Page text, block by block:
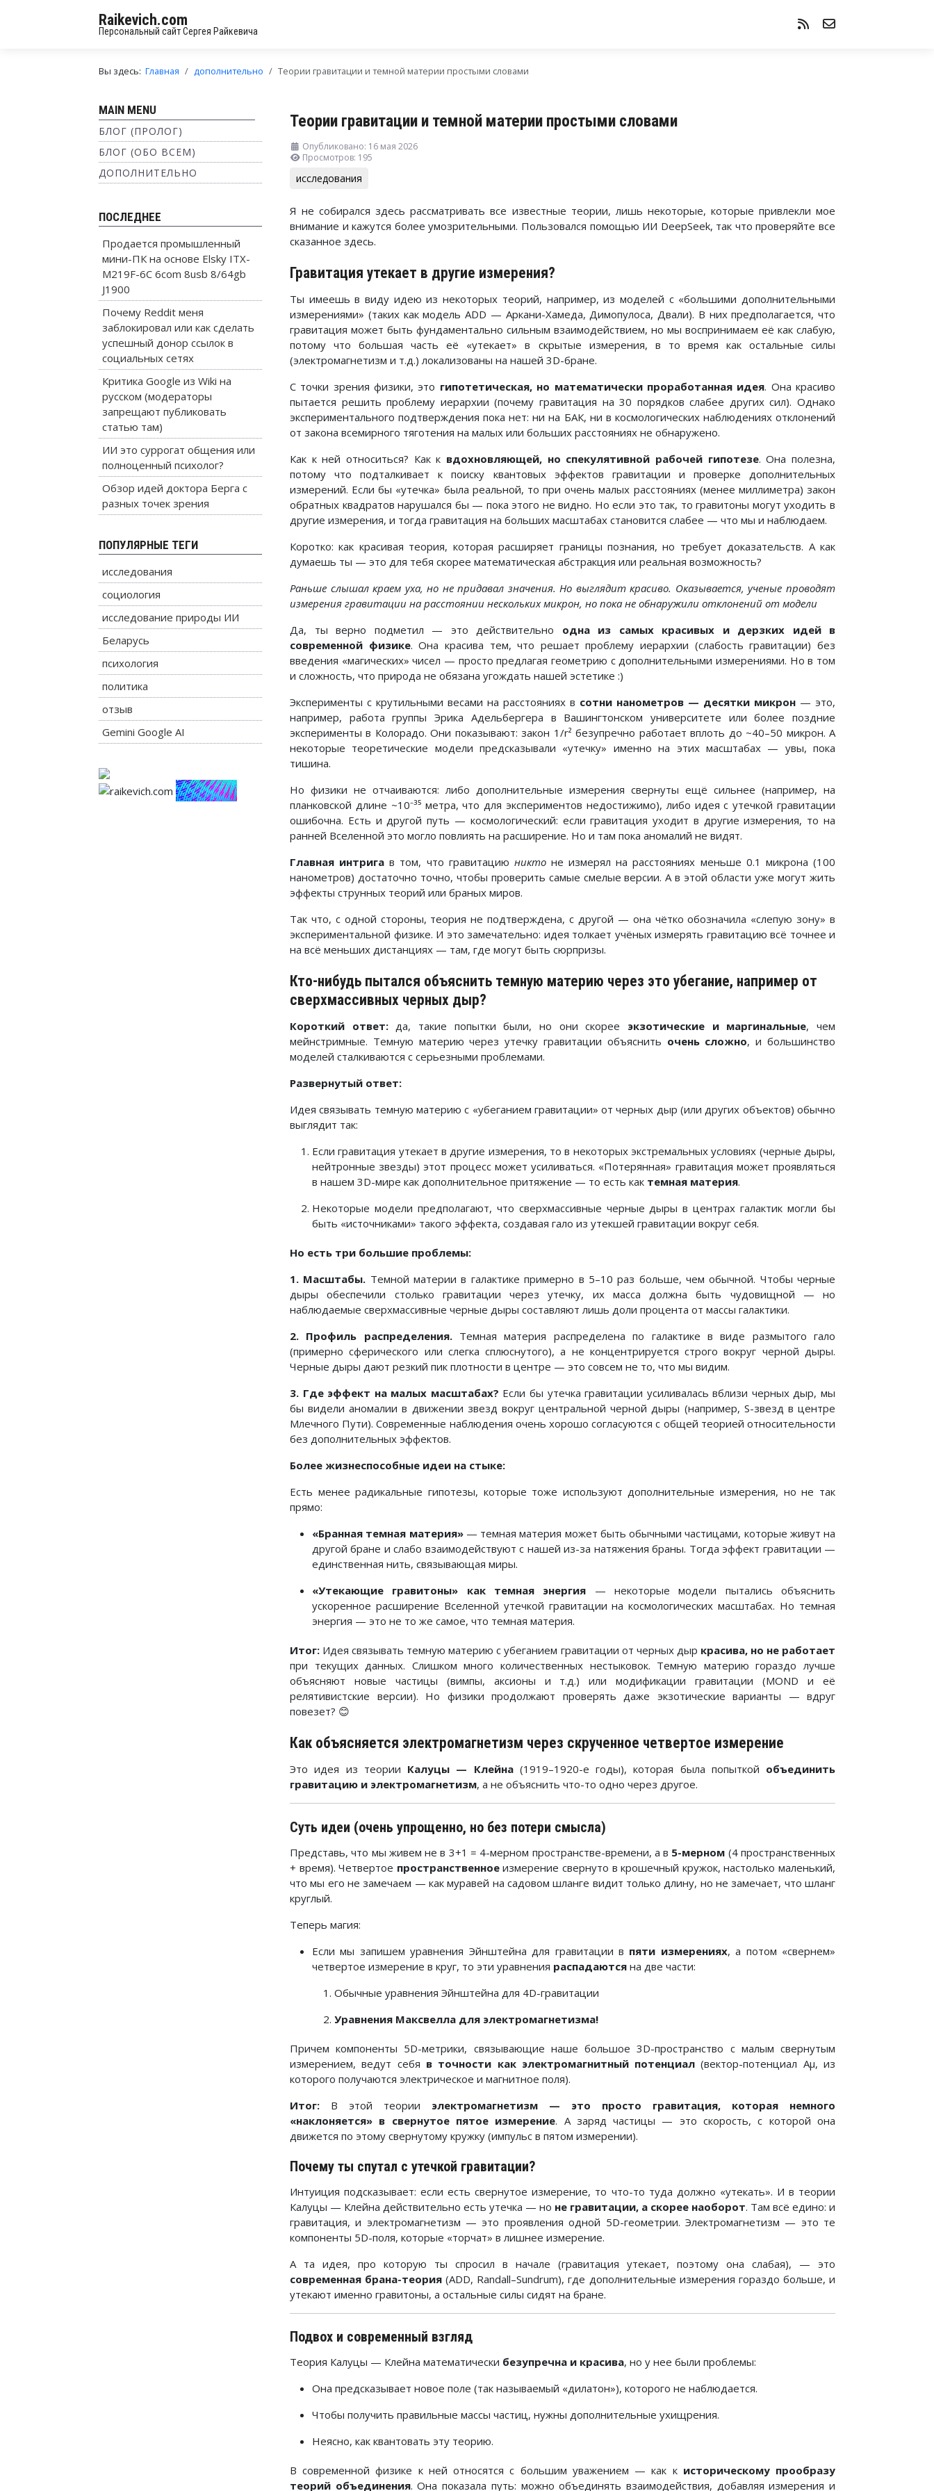
Raikevich.com
Персональный сайт Сергея Райкевича
Вы здесь: Главная дополнительно Теории гравитации и темной материи простыми словами
MAIN MENU
БЛОГ (ПРОЛОГ)
БЛОГ (ОБО ВСЕМ)
ДОПОЛНИТЕЛЬНО
ПОСЛЕДНЕЕ
Продается промышленный
мини-ПК на основе Elsky ITX-
M219F-6C 6com 8usb 8/64gb
J1900
Почему Reddit меня
заблокировал или как сделать
успешный донор ссылок в
социальных сетях
Критика Google из Wiki на
русском (модераторы
запрещают публиковать
статью там)
ИИ это суррогат общения или
полноценный психолог?
Обзор идей доктора Берга с
разных точек зрения
ПОПУЛЯРНЫЕ ТЕГИ
исследования
социология
исследование природы ИИ
Беларусь
психология
политика
отзыв
Gemini Google AI
Теории гравитации и темной материи простыми словами
Опубликовано: 16 мая 2026
Просмотров: 195
исследования
Я не собирался здесь рассматривать все известные теории, лишь некоторые, которые привлекли мое
внимание и кажутся более умозрительными. Пользовался помощью ИИ DeepSeek, так что проверяйте все
сказанное здесь.
Гравитация утекает в другие измерения?
Ты имеешь в виду идею из некоторых теорий, например, из моделей с «большими дополнительными
измерениями» (таких как модель ADD — Аркани-Хамеда, Димопулоса, Двали). В них предполагается, что
гравитация может быть фундаментально сильным взаимодействием, но мы воспринимаем её как слабую,
потому что большая часть её «утекает» в скрытые измерения, в то время как остальные силы
(электромагнетизм и т.д.) локализованы на нашей 3D-бране.
С точки зрения физики, это гипотетическая, но математически проработанная идея. Она красиво
пытается решить проблему иерархии (почему гравитация на 30 порядков слабее других сил). Однако
экспериментального подтверждения пока нет: ни на БАК, ни в космологических наблюдениях отклонений
от закона всемирного тяготения на малых или больших расстояниях не обнаружено.
Как к ней относиться? Как к вдохновляющей, но спекулятивной рабочей гипотезе. Она полезна,
потому что подталкивает к поиску квантовых эффектов гравитации и проверке дополнительных
измерений. Если бы «утечка» была реальной, то при очень малых расстояниях (менее миллиметра) закон
обратных квадратов нарушался бы — пока этого не видно. Но если это так, то гравитоны могут уходить в
другие измерения, и тогда гравитация на больших масштабах становится слабее — что мы и наблюдаем.
Коротко: как красивая теория, которая расширяет границы познания, но требует доказательств. А как
думаешь ты — это для тебя скорее математическая абстракция или реальная возможность?
Раньше слышал краем уха, но не придавал значения. Но выглядит красиво. Оказывается, ученые проводят
измерения гравитации на расстоянии нескольких микрон, но пока не обнаружили отклонений от модели
Да, ты верно подметил — это действительно одна из самых красивых и дерзких идей в
современной физике. Она красива тем, что решает проблему иерархии (слабость гравитации) без
введения «магических» чисел — просто предлагая геометрию с дополнительными измерениями. Но в том
и сложность, что природа не обязана угождать нашей эстетике :)
Эксперименты с крутильными весами на расстояниях в сотни нанометров — десятки микрон — это,
например, работа группы Эрика Адельбергера в Вашингтонском университете или более поздние
эксперименты в Колорадо. Они показывают: закон 1/r² безупречно работает вплоть до ~40–50 микрон. А
некоторые теоретические модели предсказывали «утечку» именно на этих масштабах — увы, пока
тишина.
Но физики не отчаиваются: либо дополнительные измерения свернуты ещё сильнее (например, на
планковской длине ~10⁻³⁵ метра, что для экспериментов недостижимо), либо идея с утечкой гравитации
ошибочна. Есть и другой путь — космологический: если гравитация уходит в другие измерения, то на
ранней Вселенной это могло повлиять на расширение. Но и там пока аномалий не видят.
Главная интрига в том, что гравитацию никтоне измерял на расстояниях меньше 0.1 микрона (100
нанометров) достаточно точно, чтобы проверить самые смелые версии. А в этой области уже могут жить
эффекты струнных теорий или браных миров.
Так что, с одной стороны, теория не подтверждена, с другой — она чётко обозначила «слепую зону» в
экспериментальной физике. И это замечательно: идея толкает учёных измерять гравитацию всё точнее и
на всё меньших дистанциях — там, где могут быть сюрпризы.
Кто-нибудь пытался объяснить темную материю через это убегание, например от
сверхмассивных черных дыр?
Короткий ответ:да, такие попытки были, но они скорее экзотические и маргинальные, чем
мейнстримные. Темную материю через утечку гравитации объяснить очень сложно, и большинство
моделей сталкиваются с серьезными проблемами.
Развернутый ответ:
Идея связывать темную материю с «убеганием гравитации» от черных дыр (или других объектов) обычно
выглядит так:
Если гравитация утекает в другие измерения, то в некоторых экстремальных условиях (черные дыры,
нейтронные звезды) этот процесс может усиливаться. «Потерянная» гравитация может проявляться
в нашем 3D-мире как дополнительное притяжение — то есть как темная материя.
Некоторые модели предполагают, что сверхмассивные черные дыры в центрах галактик могли бы
быть «источниками» такого эффекта, создавая гало из утекшей гравитации вокруг себя.
Но есть три большие проблемы:
1. Масштабы. Темной материи в галактике примерно в 5–10 раз больше, чем обычной. Чтобы черные
дыры обеспечили столько гравитации через утечку, их масса должна быть чудовищной — но
наблюдаемые сверхмассивные черные дыры составляют лишь доли процента от массы галактики.
2. Профиль распределения.Темная материя распределена по галактике в виде размытого гало
(примерно сферического или слегка сплюснутого), а не концентрируется строго вокруг черной дыры.
Черные дыры дают резкий пик плотности в центре — это совсем не то, что мы видим.
3. Где эффект на малых масштабах? Если бы утечка гравитации усиливалась вблизи черных дыр, мы
бы видели аномалии в движении звезд вокруг центральной черной дыры (например, S-звезд в центре
Млечного Пути). Современные наблюдения очень хорошо согласуются с общей теорией относительности
без дополнительных эффектов.
Более жизнеспособные идеи на стыке:
Есть менее радикальные гипотезы, которые тоже используют дополнительные измерения, но не так
прямо:
«Бранная темная материя»— темная материя может быть обычными частицами, которые живут на
другой бране и слабо взаимодействуют с нашей из-за натяжения браны. Тогда эффект гравитации —
единственная нить, связывающая миры.
«Утекающие гравитоны» как темная энергия — некоторые модели пытались объяснить
ускоренное расширение Вселенной утечкой гравитации на космологических масштабах. Но темная
энергия — это не то же самое, что темная материя.
Итог: Идея связывать темную материю с убеганием гравитации от черных дыр красива, но не работает
при текущих данных. Слишком много количественных нестыковок. Темную материю гораздо лучше
объясняют новые частицы (вимпы, аксионы и т.д.) или модификации гравитации (MOND и её
релятивистские версии). Но физики продолжают проверять даже экзотические варианты — вдруг
повезет? 😊
Как объясняется электромагнетизм через скрученное четвертое измерение
Это идея из теории Калуцы — Клейна(1919–1920-е годы), которая была попыткой объединить
гравитацию и электромагнетизм, а не объяснить что-то одно через другое.
Суть идеи (очень упрощенно, но без потери смысла)
Представь, что мы живем не в 3+1 = 4-мерном пространстве-времени, а в 5-мерном (4 пространственных
+ время). Четвертое пространственноеизмерение свернуто в крошечный кружок, настолько маленький,
что мы его не замечаем — как муравей на садовом шланге видит только длину, но не замечает, что шланг
круглый.
Теперь магия:
Если мы запишем уравнения Эйнштейна для гравитации в пяти измерениях, а потом «свернем»
четвертое измерение в круг, то эти уравнения распадаются на две части:
Обычные уравнения Эйнштейна для 4D-гравитации
Уравнения Максвелла для электромагнетизма!
Причем компоненты 5D-метрики, связывающие наше большое 3D-пространство с малым свернутым
измерением, ведут себя в точности как электромагнитный потенциал (вектор-потенциал Aμ, из
которого получаются электрическое и магнитное поля).
Итог: В этой теории электромагнетизм — это просто гравитация, которая немного
«наклоняется» в свернутое пятое измерение. А заряд частицы — это скорость, с которой она
движется по этому свернутому кружку (импульс в пятом измерении).
Почему ты спутал с утечкой гравитации?
Интуиция подсказывает: если есть свернутое измерение, то что-то туда должно «утекать». И в теории
Калуцы — Клейна действительно есть утечка — но не гравитации, а скорее наоборот. Там всё едино: и
гравитация, и электромагнетизм — это проявления одной 5D-геометрии. Электромагнетизм — это те
компоненты 5D-поля, которые «торчат» в лишнее измерение.
А та идея, про которую ты спросил в начале (гравитация утекает, поэтому она слабая), — это
современная брана-теория (ADD, Randall–Sundrum), где дополнительные измерения гораздо больше, и
утекают именно гравитоны, а остальные силы сидят на бране.
Подвох и современный взгляд
Теория Калуцы — Клейна математически безупречна и красива, но у нее были проблемы:
Она предсказывает новое поле (так называемый «дилатон»), которого не наблюдается.
Чтобы получить правильные массы частиц, нужны дополнительные ухищрения.
Неясно, как квантовать эту теорию.
В современной физике к ней относятся с большим уважением — как к историческому прообразу
теорий объединения. Она показала путь: можно объединять взаимодействия, добавляя измерения и